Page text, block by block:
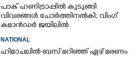
പാക് ഹണിട്രാപ്പിൽ കുടുങ്ങി
വിവരങ്ങൾ ചോർത്തിനൽകി;​ വിംഗ്
കമാൻഡർ ജയിലിൽ
NATIONAL
ഹിമാചലിൽ ബസ് മറിഞ്ഞ് ഏഴ് മരണം